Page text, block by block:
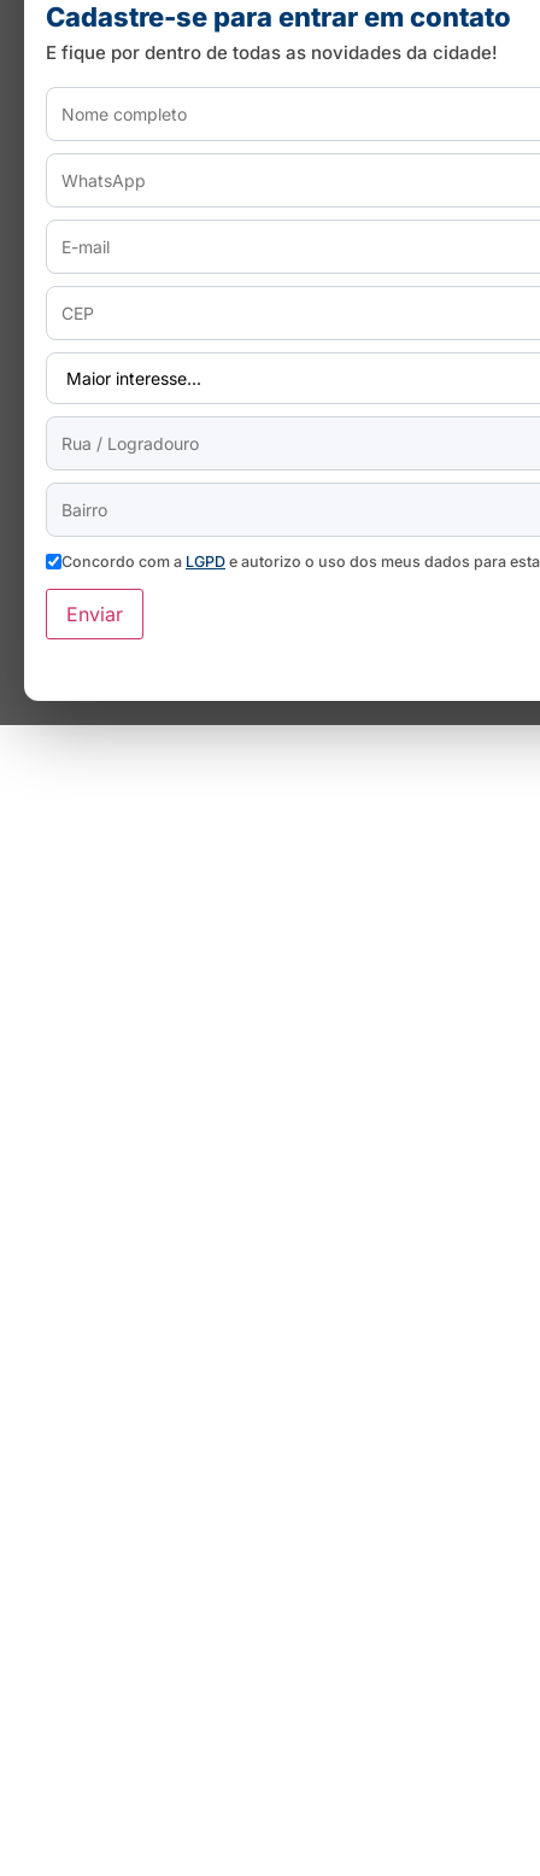
Cadastre-se para entrar em contato
E fique por dentro de todas as novidades da cidade!
Concordo com a LGPD e autorizo o uso dos meus dados para
Enviar